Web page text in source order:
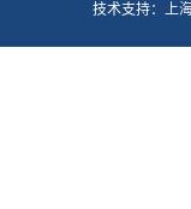
技术支持：上